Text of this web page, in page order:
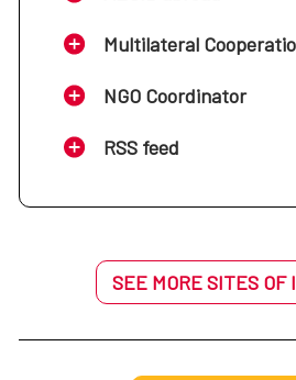
Multilateral
NGO Coordinator
RSS feed
SEE MORE SITES OF